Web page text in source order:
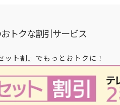
トクな割引サービス
ット割』でもっとおトクに！